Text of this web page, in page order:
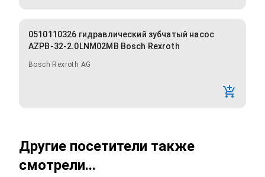
0510110326 гидравлический зубчатый насос
AZPB-32-2.0LNM02MB Bosch Rexroth
Bosch Rexroth AG
Другие посетители также
смотрели...